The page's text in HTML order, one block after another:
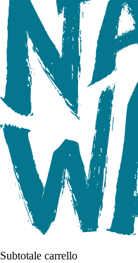
Subtotale carrello